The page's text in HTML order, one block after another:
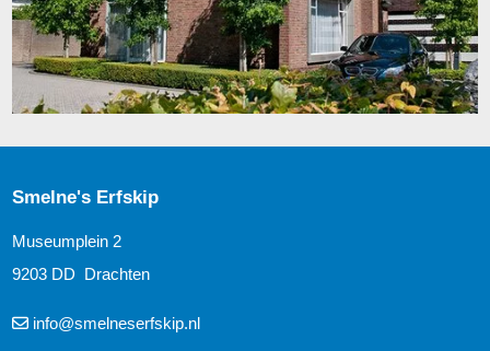
Smelne's Erfskip
Museumplein 2
9203 DD Drachten
info@smelneserfskip.nl